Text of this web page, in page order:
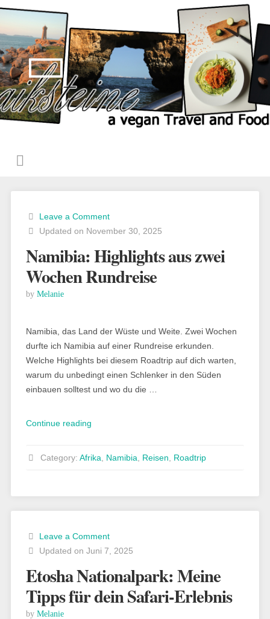
Leave a Comment
Updated on November 30, 2025
Namibia: Highlights aus zwei
Wochen Rundreise
by Melanie
Namibia, das Land der Wüste und Weite. Zwei Wochen
durfte ich Namibia auf einer Rundreise erkunden.
Welche Highlights bei diesem Roadtrip auf dich warten,
warum du unbedingt einen Schlenker in den Süden
einbauen solltest und wo du die …
Continue reading„Namibia:
Rundreise“
Category: Afrika Namibia Reisen Roadtrip
Leave a Comment
Updated on Juni 7, 2025
Etosha Nationalpark: Meine
Tipps für dein Safari-Erlebnis
by Melanie